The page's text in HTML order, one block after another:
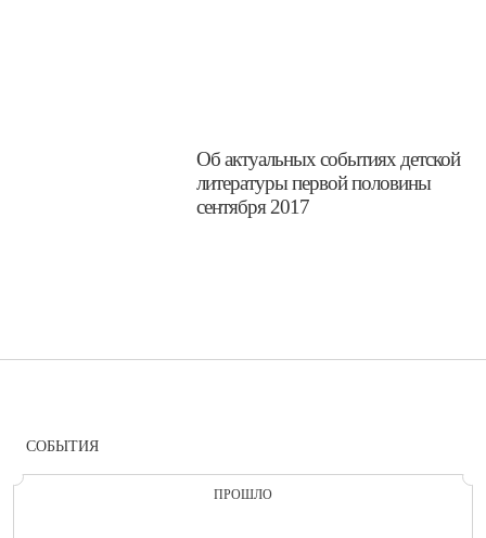
​Об актуальных событиях детской
литературы первой половины
сентября 2017
СОБЫТИЯ
ПРОШЛО